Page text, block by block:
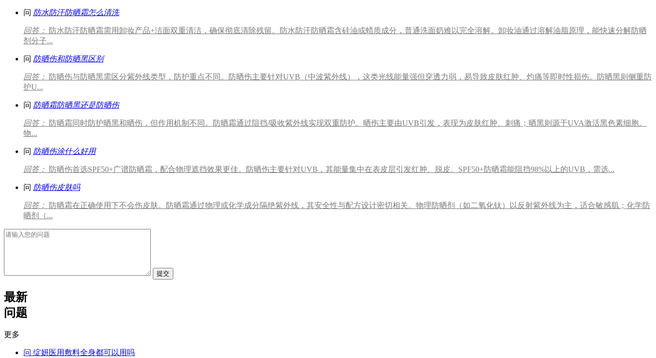
问 防水防汗防晒霜怎么清洗
回答：
防水防汗防晒霜需用卸妆产品+洁面双重清洁，确保彻底清除残留。防水防汗防晒霜含硅油或蜡质成分，普通洗面奶难以完全溶解。卸妆油通过溶解油脂原理，能快速分解防晒
剂分子...
问 防晒伤和防晒黑区别
回答：
防晒伤与防晒黑需区分紫外线类型，防护重点不同。防晒伤主要针对UVB（中波紫外线），这类光线能量强但穿透力弱，易导致皮肤红肿、灼痛等即时性损伤。防晒黑则侧重防
护U...
问 防晒霜防晒黑还是防晒伤
回答：
防晒霜同时防护晒黑和晒伤，但作用机制不同。防晒霜通过阻挡/吸收紫外线实现双重防护。晒伤主要由UVB引发，表现为皮肤红肿、刺痛；晒黑则源于UVA激活黑色素细胞。
物...
问 防晒伤涂什么好用
回答： 防晒伤首选SPF50+广谱防晒霜，配合物理遮挡效果更佳。防晒伤主要针对UVB，其能量集中在表皮层引发红肿、脱皮。SPF50+防晒霜能阻挡98%以上的UVB，需选...
问 防晒伤皮肤吗
回答：
防晒霜在正确使用下不会伤皮肤。防晒霜通过物理或化学成分隔绝紫外线，其安全性与配方设计密切相关。物理防晒剂（如二氧化钛）以反射紫外线为主，适合敏感肌；化学防
晒剂（...
提交
最新
问题
更多
问 绽妍医用敷料全身都可以用吗